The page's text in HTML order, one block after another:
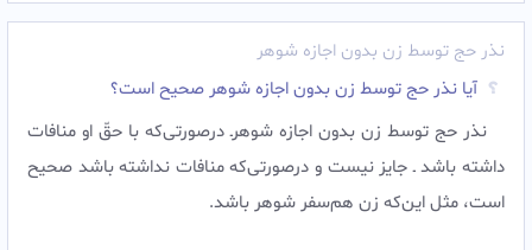
نذر حج توسط زن بدون اجازه شوهر
آیا نذر حج توسط زن بدون اجازه شوهر صحیح است؟
نذر حج توسط زن بدون اجازه شوهرـ درصورتی‌که با حقّ او منافات
داشته باشد ـ جايز نيست و درصورتی‌که منافات نداشته باشد صحيح
است، مثل این‌که زن هم‌سفر شوهر باشد.